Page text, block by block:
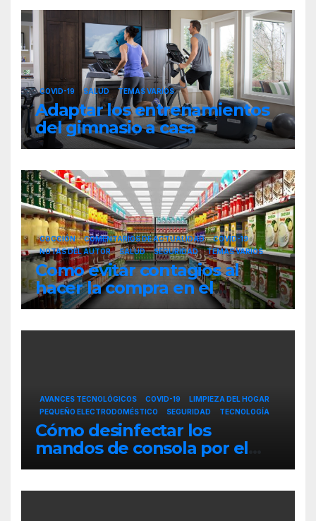
COVID-19 SALUD TEMAS VARIOS
Adaptar los entrenamientos
del gimnasio a casa
COCCIÓN COMENTARIOS DE ACTUALIDAD
COVID-19
NOTAS DEL AUTOR
SALUD SEGURIDAD TEMAS VARIOS
Como evitar contagios al
hacer la compra en el
supermercado
AVANCES TECNOLÓGICOS COVID-19
LIMPIEZA DEL HOGAR
PEQUEÑO ELECTRODOMÉSTICO
SEGURIDAD TECNOLOGÍA
Cómo desinfectar los
mandos de consola por el
coronavirus